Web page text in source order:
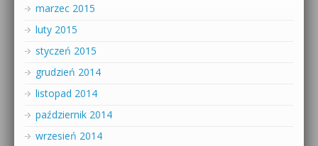
marzec 2015
luty 2015
styczeń 2015
grudzień 2014
listopad 2014
październik 2014
wrzesień 2014